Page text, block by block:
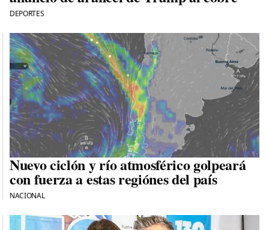
DEPORTES
Nuevo ciclón y río atmosférico golpeará
con fuerza a estas regiónes del país
NACIONAL